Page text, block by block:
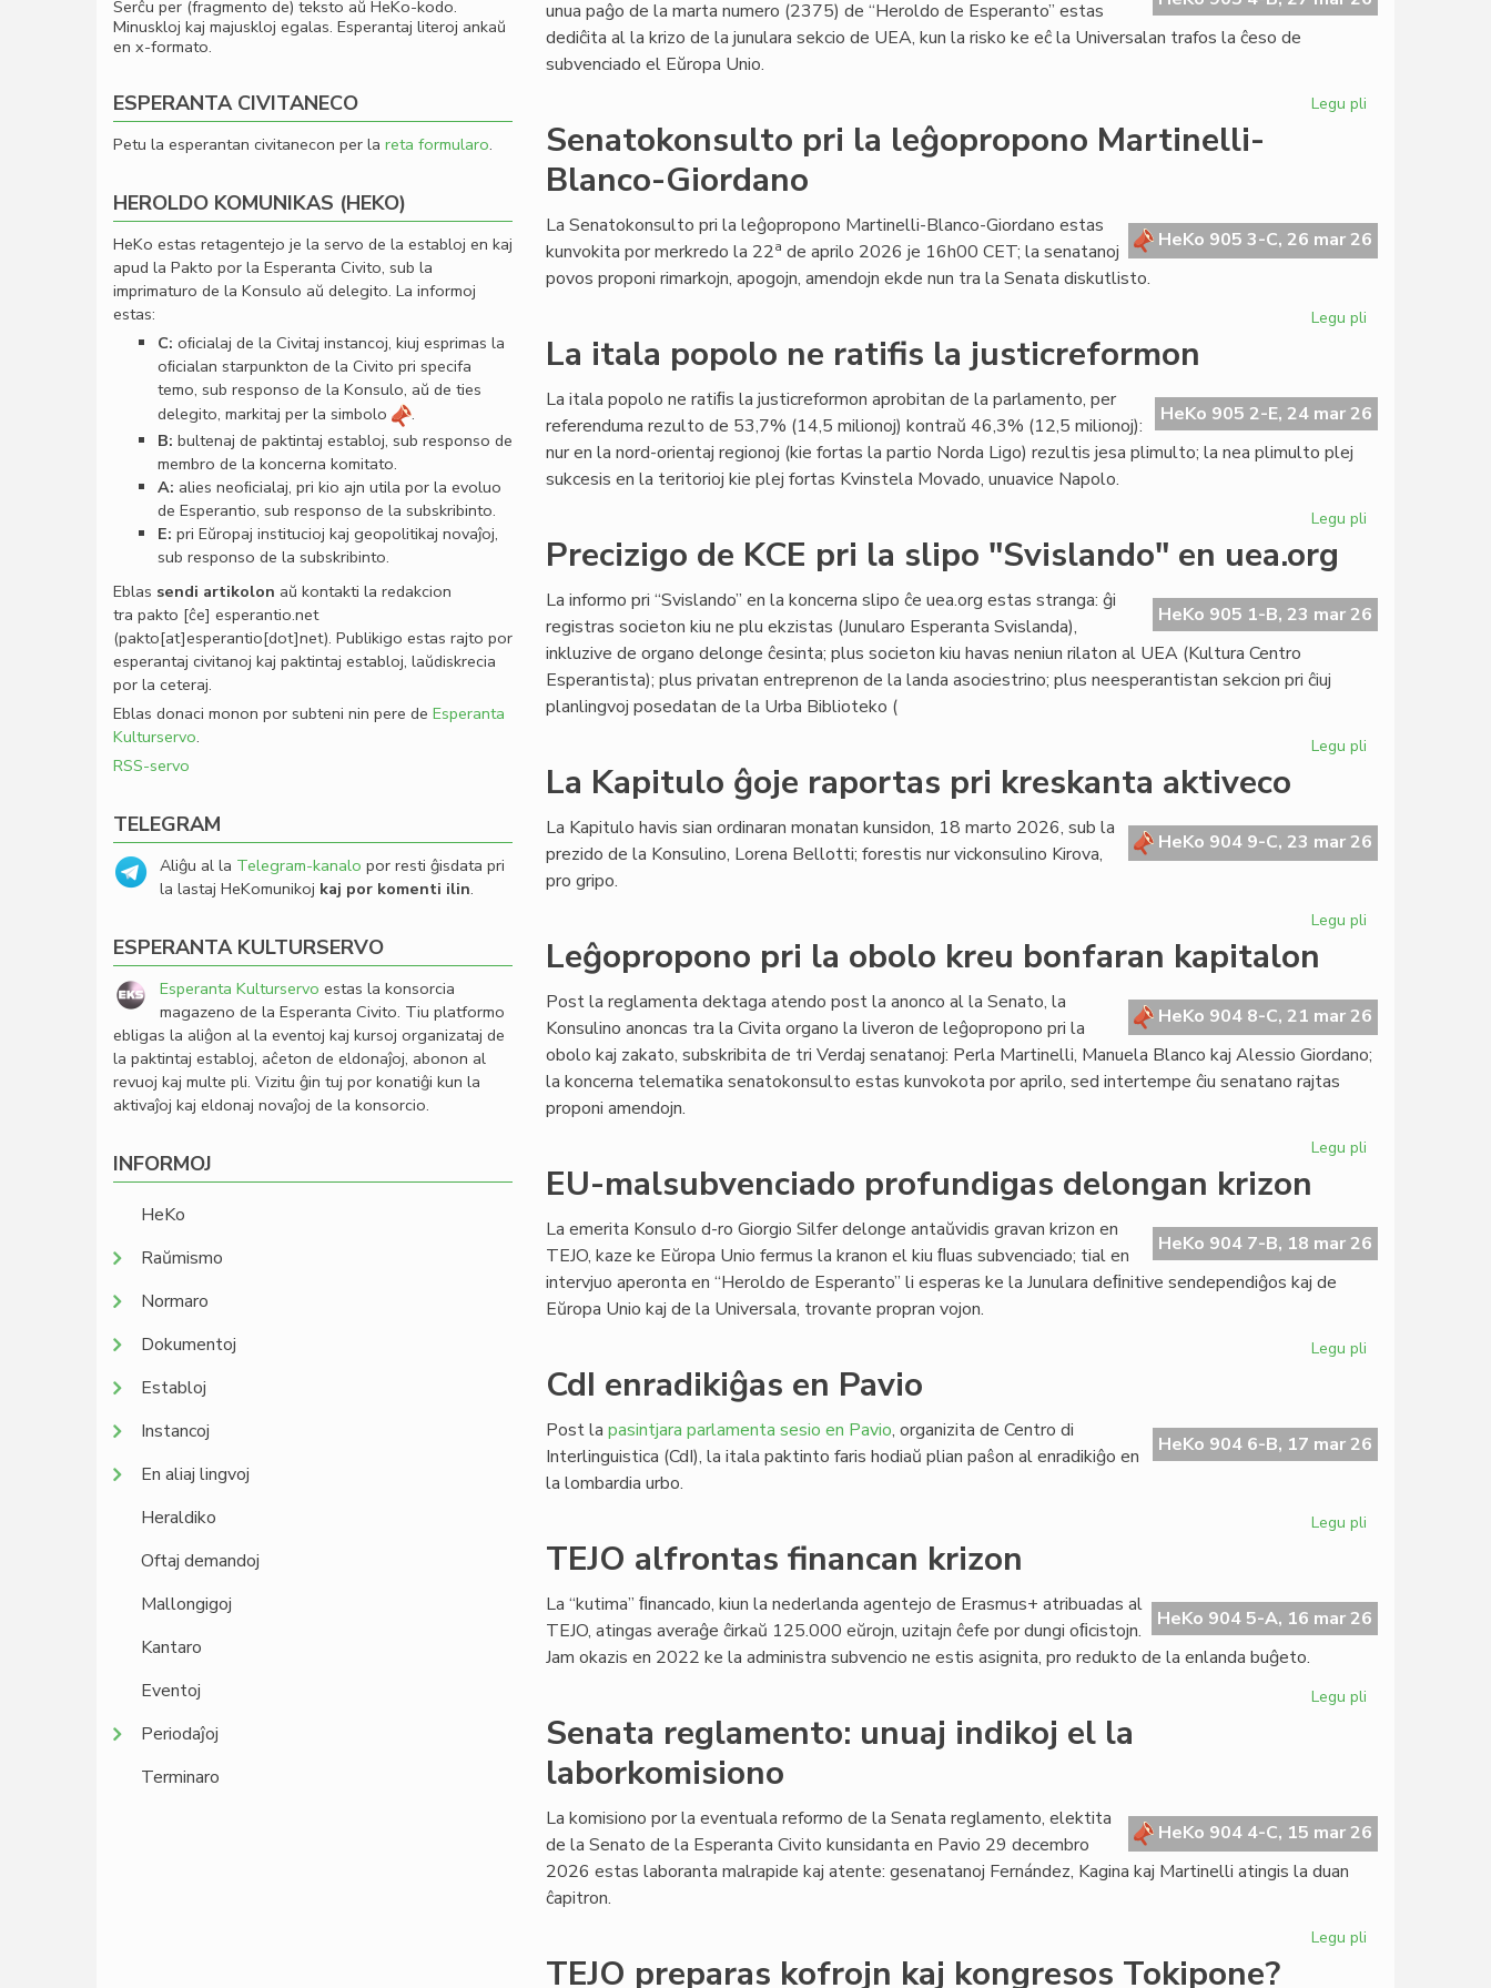
unua paĝo de la marta numero (2375) de “Heroldo de Esperanto” estas
dediĉita al la krizo de la junulara sekcio de UEA, kun la risko ke eĉ la Universalan trafos la ĉeso de
subvenciado el Eŭropa Unio.
Legu pli
pri
la
Senatokonsulto pri la leĝopropono Martinelli-
Blanco-Giordano
HeKo 905 3-C, 26 mar 26
La Senatokonsulto pri la leĝopropono Martinelli-Blanco-Giordano estas
kunvokita por merkredo la 22a de aprilo 2026 je 16h00 CET; la senatanoj
povos proponi rimarkojn, apogojn, amendojn ekde nun tra la Senata diskutlisto.
Legu pli
leĝopropono
Martinelli-
La itala popolo ne ratifis la justicreformon
HeKo 905 2-E, 24 mar 26
La itala popolo ne ratiﬁs la justicreformon aprobitan de la parlamento, per
referenduma rezulto de 53,7% (14,5 milionoj) kontraŭ 46,3% (12,5 milionoj):
nur en la nord-orientaj regionoj (kie fortas la partio Norda Ligo) rezultis jesa plimulto; la nea plimulto plej
sukcesis en la teritorioj kie plej fortas Kvinstela Movado, unuavice Napolo.
Legu pli
ne
ratifis
Precizigo de KCE pri la slipo "Svislando" en uea.org
HeKo 905 1-B, 23 mar 26
La informo pri “Svislando” en la koncerna slipo ĉe uea.org estas stranga: ĝi
registras societon kiu ne plu ekzistas (Junularo Esperanta Svislanda),
inkluzive de organo delonge ĉesinta; plus societon kiu havas neniun rilaton al UEA (Kultura Centro
Esperantista); plus privatan entreprenon de la landa asociestrino; plus neesperantistan sekcion pri ĉiuj
planlingvoj posedatan de la Urba Biblioteko (
Legu pli
pri
la
La Kapitulo ĝoje raportas pri kreskanta aktiveco
HeKo 904 9-C, 23 mar 26
La Kapitulo havis sian ordinaran monatan kunsidon, 18 marto 2026, sub la
prezido de la Konsulino, Lorena Bellotti; forestis nur vickonsulino Kirova,
pro gripo.
Legu pli
raportas
pri
kreskanta
Leĝopropono pri la obolo kreu bonfaran kapitalon
HeKo 904 8-C, 21 mar 26
Post la reglamenta dektaga atendo post la anonco al la Senato, la
Konsulino anoncas tra la Civita organo la liveron de leĝopropono pri la
obolo kaj zakato, subskribita de tri Verdaj senatanoj: Perla Martinelli, Manuela Blanco kaj Alessio Giordano;
la koncerna telematika senatokonsulto estas kunvokota por aprilo, sed intertempe ĉiu senatano rajtas
proponi amendojn.
Legu pli
obolo
kreu
EU-malsubvenciado profundigas delongan krizon
HeKo 904 7-B, 18 mar 26
La emerita Konsulo d-ro Giorgio Silfer delonge antaŭvidis gravan krizon en
TEJO, kaze ke Eŭropa Unio fermus la kranon el kiu ﬂuas subvenciado; tial en
intervjuo aperonta en “Heroldo de Esperanto” li esperas ke la Junulara deﬁnitive sendependiĝos kaj de
Eŭropa Unio kaj de la Universala, trovante propran vojon.
Legu pli
delongan
krizon
CdI enradikiĝas en Pavio
HeKo 904 6-B, 17 mar 26
Post la pasintjara parlamenta sesio en Pavio, organizita de Centro di
Interlinguistica (CdI), la itala paktinto faris hodiaŭ plian paŝon al enradikiĝo en
la lombardia urbo.
Legu pli
Pavio
TEJO alfrontas financan krizon
HeKo 904 5-A, 16 mar 26
La “kutima” ﬁnancado, kiun la nederlanda agentejo de Erasmus+ atribuadas al
TEJO, atingas averaĝe ĉirkaŭ 125.000 eŭrojn, uzitajn ĉefe por dungi oﬁcistojn.
Jam okazis en 2022 ke la administra subvencio ne estis asignita, pro redukto de la enlanda buĝeto.
Legu pli
Senata reglamento: unuaj indikoj el la
laborkomisiono
HeKo 904 4-C, 15 mar 26
La komisiono por la eventuala reformo de la Senata reglamento, elektita
de la Senato de la Esperanta Civito kunsidanta en Pavio 29 decembro
2026 estas laboranta malrapide kaj atente: gesenatanoj Fernández, Kagina kaj Martinelli atingis la duan
ĉapitron.
Legu pli
TEJO preparas kofrojn kaj kongresos Tokipone?
Serĉu per (fragmento de) teksto aŭ HeKo-kodo.
Minuskloj kaj majuskloj egalas. Esperantaj literoj ankaŭ
en x-formato.
ESPERANTA CIVITANECO
Petu la esperantan civitanecon per la reta formularo.
HEROLDO KOMUNIKAS (HEKO)
HeKo estas retagentejo je la servo de la establoj en kaj
apud la Pakto por la Esperanta Civito, sub la
imprimaturo de la Konsulo aŭ delegito. La informoj
estas:
C: oﬁcialaj de la Civitaj instancoj, kiuj esprimas la
oﬁcialan starpunkton de la Civito pri specifa
temo, sub responso de la Konsulo, aŭ de ties
delegito, markitaj per la simbolo
.
B: bultenaj de paktintaj establoj, sub responso de
membro de la koncerna komitato.
A: alies neoﬁcialaj, pri kio ajn utila por la evoluo
de Esperantio, sub responso de la subskribinto.
E: pri Eŭropaj institucioj kaj geopolitikaj novaĵoj,
sub responso de la subskribinto.
Eblas sendi artikolon aŭ kontakti la redakcion
tra pakto [ĉe] esperantio.net
(pakto[at]esperantio[dot]net). Publikigo estas rajto por
esperantaj civitanoj kaj paktintaj establoj, laŭdiskrecia
por la ceteraj.
Eblas donaci monon por subteni nin pere de Esperanta
Kulturservo.
RSS-servo
TELEGRAM
Aliĝu al la Telegram-kanalo por resti ĝisdata pri
la lastaj HeKomunikoj kaj por komenti ilin.
ESPERANTA KULTURSERVO
Esperanta Kulturservo estas la konsorcia
magazeno de la Esperanta Civito. Tiu platformo
ebligas la aliĝon al la eventoj kaj kursoj organizataj de
la paktintaj establoj, aĉeton de eldonaĵoj, abonon al
revuoj kaj multe pli. Vizitu ĝin tuj por konatiĝi kun la
aktivaĵoj kaj eldonaj novaĵoj de la konsorcio.
INFORMOJ
HeKo
Raŭmismo
Normaro
Dokumentoj
Establoj
Instancoj
En aliaj lingvoj
Heraldiko
Oftaj demandoj
Mallongigoj
Kantaro
Eventoj
Periodaĵoj
Terminaro